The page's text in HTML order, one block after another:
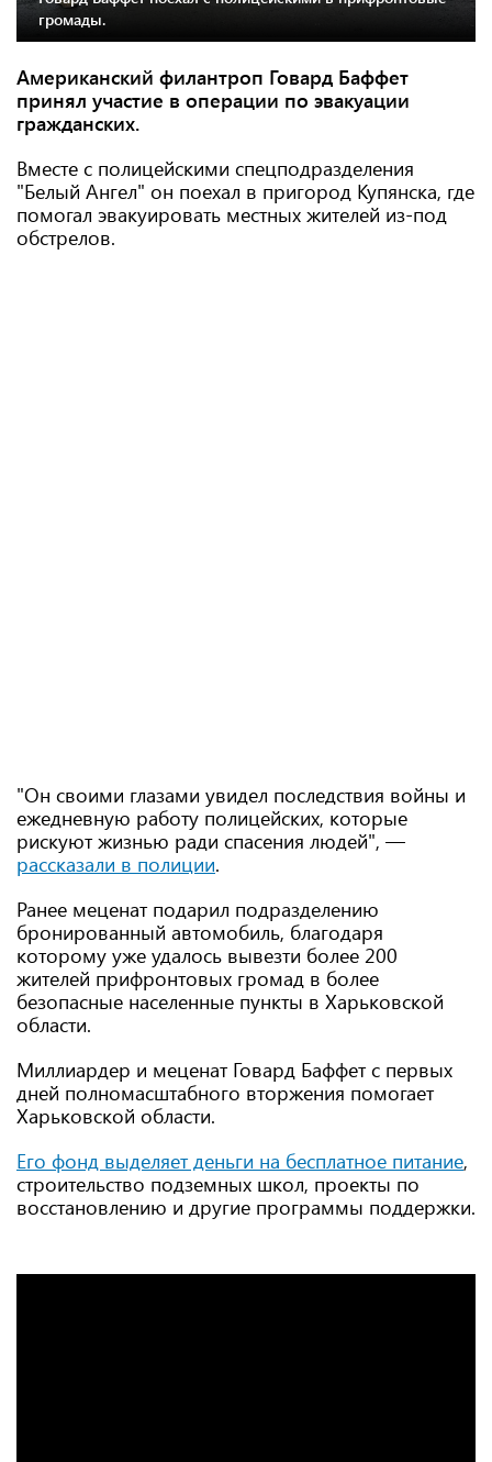
громады.
Американский филантроп Говард Баффет
принял участие в операции по эвакуации
гражданских.
Вместе с полицейскими спецподразделения
"Белый Ангел" он поехал в пригород Купянска, где
помогал эвакуировать местных жителей из-под
обстрелов.
"Он своими глазами увидел последствия войны и
ежедневную работу полицейских, которые
рискуют жизнью ради спасения людей", —
рассказали в полиции.
Ранее меценат подарил подразделению
бронированный автомобиль, благодаря
которому уже удалось вывезти более 200
жителей прифронтовых громад в более
безопасные населенные пункты в Харьковской
области.
Миллиардер и меценат Говард Баффет с первых
дней полномасштабного вторжения помогает
Харьковской области.
Его фонд выделяет деньги на бесплатное питание,
строительство подземных школ, проекты по
восстановлению и другие программы поддержки.